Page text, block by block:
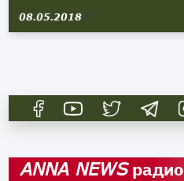
08.05.2018
ANNA NEWSрадио